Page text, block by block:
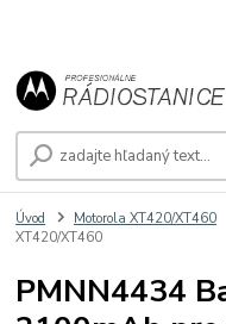
Úvod Motorola XT420/XT460
XT420/XT460
PMNN4434